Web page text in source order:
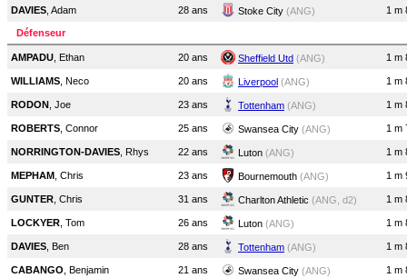
DAVIES , Adam 28 ans Stoke City (ANG) 1 m
Défenseur
AMPADU , Ethan 20 ans Sheffield Utd (ANG) 1 m
WILLIAMS , Neco 20 ans Liverpool (ANG) 1 m
RODON , Joe 23 ans Tottenham (ANG) 1 m
ROBERTS , Connor 25 ans Swansea City (ANG) 1 m
NORRINGTON-DAVIES , Rhys 22 ans Luton (ANG) 1 m
MEPHAM , Chris 23 ans Bournemouth (ANG) 1 m
GUNTER , Chris 31 ans Charlton Athletic (ANG, d2) 1 m
LOCKYER , Tom 26 ans Luton (ANG) 1 m
DAVIES , Ben 28 ans Tottenham (ANG) 1 m
CABANGO , Benjamin 21 ans Swansea City (ANG) 1 m